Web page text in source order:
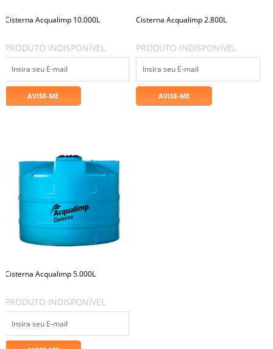
Cisterna Acqualimp 10.000L
PRODUTO INDISPONÍVEL
Cisterna Acqualimp 2.800L
PRODUTO INDISPONÍVEL
Cisterna Acqualimp 5.000L
PRODUTO INDISPONÍVEL